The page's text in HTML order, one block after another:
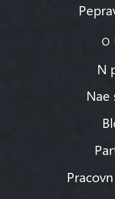
O
N
Nae